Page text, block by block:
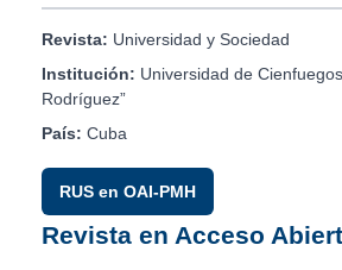
Revista: Universidad y Sociedad
Institución: Universidad de
Rodríguez”
País: Cuba
RUS en OAI-PMH
Revista en Acceso